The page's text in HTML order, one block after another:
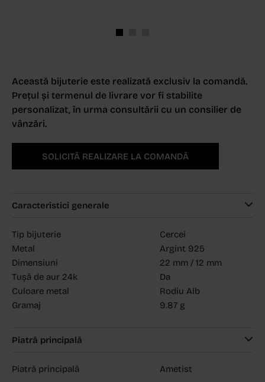
Această bijuterie este realizată exclusiv la comandă.
Prețul și termenul de livrare vor fi stabilite
personalizat, în urma consultării cu un consilier de
vânzări.
SOLICITĂ REALIZARE LA COMANDĂ
Caracteristici generale
Tip bijuterie
Cercei
Metal
Argint 925
Dimensiuni
22 mm / 12 mm
Tușă de aur 24k
Da
Culoare metal
Rodiu Alb
Gramaj
9.87 g
Piatră principală
Piatră principală Ametist